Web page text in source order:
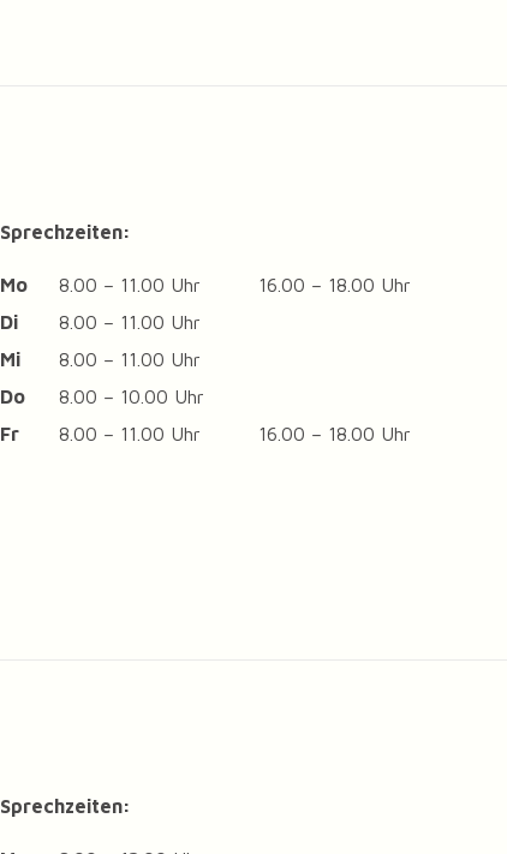
Sprechzeiten:
Mo 8.00 – 11.00 Uhr
16.00 – 18.00 Uhr
Di
8.00 – 11.00 Uhr
Mi
8.00 – 11.00 Uhr
Do
8.00 – 10.00 Uhr
Fr
8.00 – 11.00 Uhr 16.00 – 18.00 Uhr
Sprechzeiten: